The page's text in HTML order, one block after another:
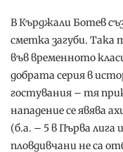
В Кърджали Ботев
сметка загуби.
във временното
добрата серия в
гостувания – тя
нападение се явява
(б.а. – 5 в Първа лига
пловдивчани не са